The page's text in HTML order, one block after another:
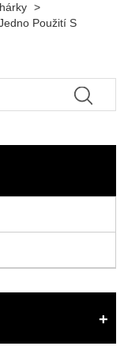
>
Použití S